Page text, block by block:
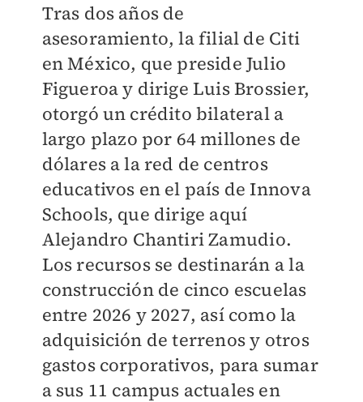
Tras dos años de
asesoramiento, la filial de Citi
en México, que preside Julio
Figueroa y dirige Luis Brossier,
otorgó un crédito bilateral a
largo plazo por 64 millones de
dólares a la red de centros
educativos en el país de Innova
Schools, que dirige aquí
Alejandro Chantiri Zamudio.
Los recursos se destinarán a la
construcción de cinco escuelas
entre 2026 y 2027, así como la
adquisición de terrenos y otros
gastos corporativos, para sumar
a sus 11 campus actuales en